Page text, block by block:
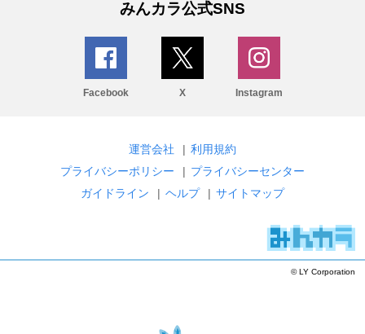
みんカラ公式SNS
Facebook X Instagram
運営会社 | 利用規約
プライバシーポリシー
| プライバシーセンター
ガイドライン
| ヘルプ | サイトマップ
© LY Corporation